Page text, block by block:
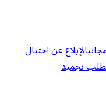
الإبلاغ عن احتيال
طلب تجميد